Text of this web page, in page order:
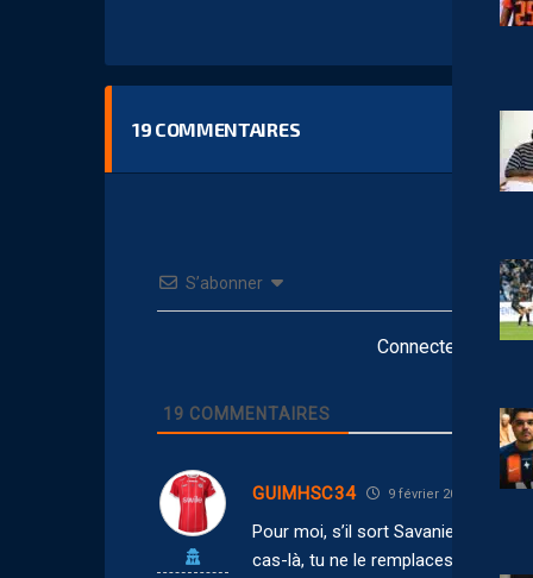
19 COMMENTAIRES
S’abonner
Connectez-vous
19 COMMENTAIRES
GUIMHSC34 9 février 2026 12:04
Pour moi, s’il sort Savanier, alors
cas-là, tu ne le remplaces pas